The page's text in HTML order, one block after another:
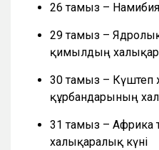
26 тамыз – Намибия
29 тамыз – Ядролық
қимылдың
30 тамыз – Күштеп
құрбандарының
31 тамыз – Африка
халықаралық күні